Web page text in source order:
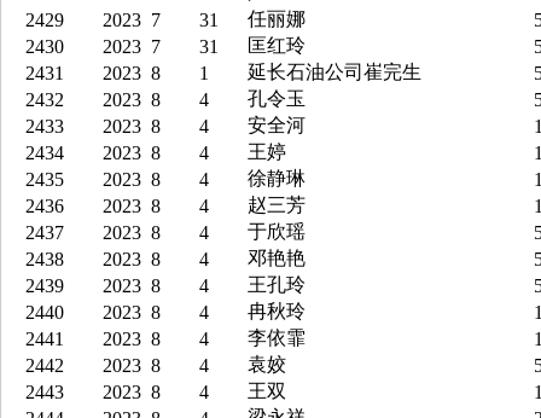
2429
2023 7 31 任丽娜
2430
2023 7 31 匡红玲
2431
2023 8 1 延长石油公司崔完生
2432
2023 8 4 孔令玉
2433
2023 8 4 安全河
2434
2023 8 4 王婷
2435
2023 8 4 徐静琳
2436
2023 8 4 赵三芳
2437
2023 8 4 于欣瑶
2438
2023 8 4 邓艳艳
2439
2023 8 4 王孔玲
2440
2023 8 4 冉秋玲
2441
2023 8 4 李依霏
2442
2023 8 4 袁姣
2443
2023 8 4 王双